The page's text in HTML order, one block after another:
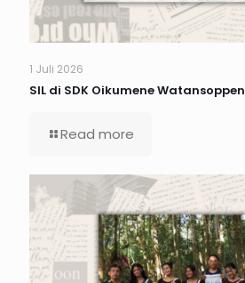
1 Juli 2026
SIL di SDK Oikumene
Read more